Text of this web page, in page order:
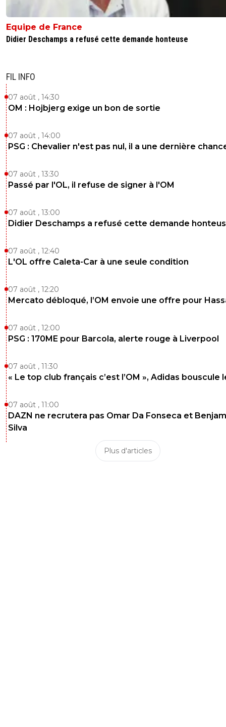
Equipe de France
Didier Deschamps a refusé cette demande honteuse
FIL INFO
07 août , 14:30
OM : Hojbjerg exige un bon de sortie
07 août , 14:00
PSG : Chevalier n'est pas nul, il a une dernière
07 août , 13:30
Passé par l'OL, il refuse de signer à l'OM
07 août , 13:00
Didier Deschamps a refusé cette demande
07 août , 12:40
L'OL offre Caleta-Car à une seule condition
07 août , 12:20
Mercato débloqué, l’OM envoie une offre pour
07 août , 12:00
PSG : 170ME pour Barcola, alerte rouge à Liverpool
07 août , 11:30
« Le top club français c’est l’OM », Adidas bouscule
07 août , 11:00
DAZN ne recrutera pas Omar Da Fonseca et
Silva
Plus d'articles